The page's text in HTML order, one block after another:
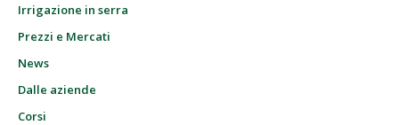
Irrigazione in serra
Prezzi e Mercati
News
Dalle aziende
Corsi